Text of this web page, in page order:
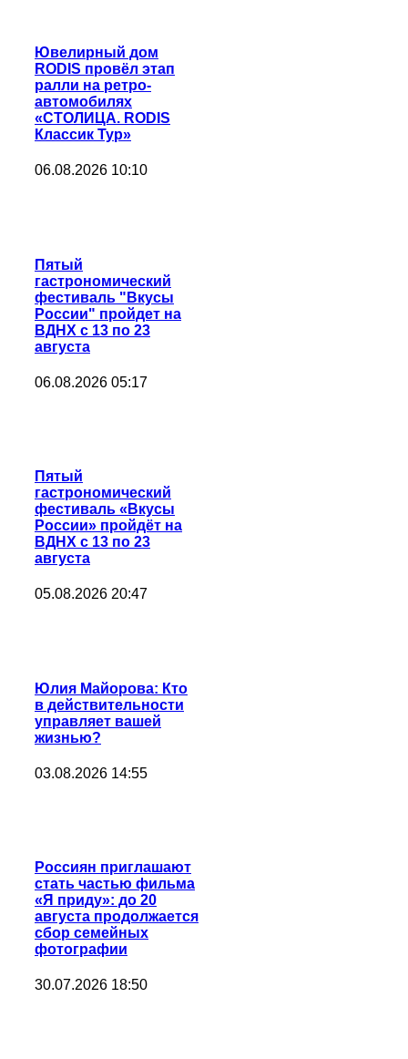
Ювелирный дом
RODIS провёл этап
ралли на ретро-
автомобилях
«СТОЛИЦА. RODIS
Классик Тур»
06.08.2026 10:10
Пятый
гастрономический
фестиваль "Вкусы
России" пройдет на
ВДНХ с 13 по 23
августа
06.08.2026 05:17
Пятый
гастрономический
фестиваль «Вкусы
России» пройдёт на
ВДНХ с 13 по 23
августа
05.08.2026 20:47
Юлия Майорова: Кто
в действительности
управляет вашей
жизнью?
03.08.2026 14:55
Россиян приглашают
стать частью фильма
«Я приду»: до 20
августа продолжается
сбор семейных
фотографии
30.07.2026 18:50